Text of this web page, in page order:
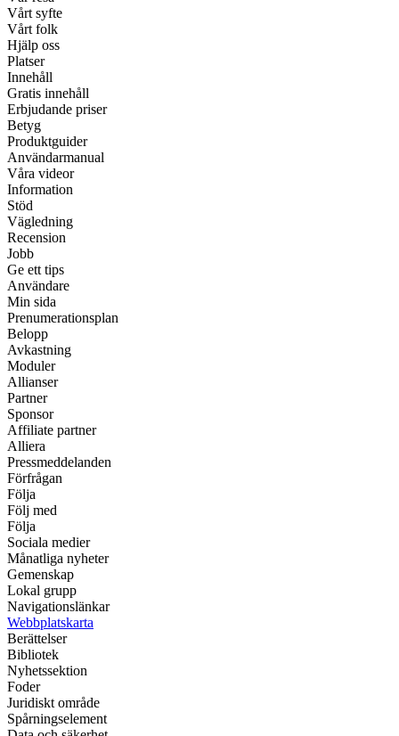
Vårt syfte
Vårt folk
Hjälp oss
Platser
Innehåll
Gratis innehåll
Erbjudande priser
Betyg
Produktguider
Användarmanual
Våra videor
Information
Stöd
Vägledning
Recension
Jobb
Ge ett tips
Användare
Min sida
Prenumerationsplan
Belopp
Avkastning
Moduler
Allianser
Partner
Sponsor
Affiliate partner
Alliera
Pressmeddelanden
Förfrågan
Följa
Följ med
Följa
Sociala medier
Månatliga nyheter
Gemenskap
Lokal grupp
Navigationslänkar
Webbplatskarta
Berättelser
Bibliotek
Nyhetssektion
Foder
Juridiskt område
Spårningselement